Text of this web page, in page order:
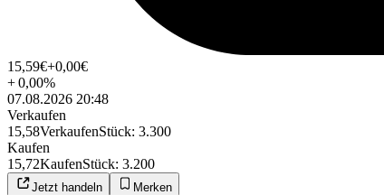
15,59€+0,00€
+0,00%
07.08.2026 20:48
Verkaufen
15,58VerkaufenStück: 3.300
Kaufen
15,72KaufenStück: 3.200
Jetzt handeln Merken